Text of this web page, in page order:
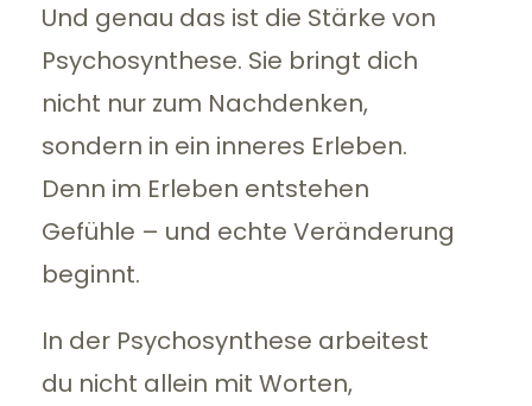
Und genau das ist die Stärke von
Psychosynthese. Sie bringt dich
nicht nur zum Nachdenken,
sondern in ein inneres Erleben.
Denn im Erleben entstehen
Gefühle – und echte Veränderung
beginnt.
In der Psychosynthese arbeitest
du nicht allein mit Worten,